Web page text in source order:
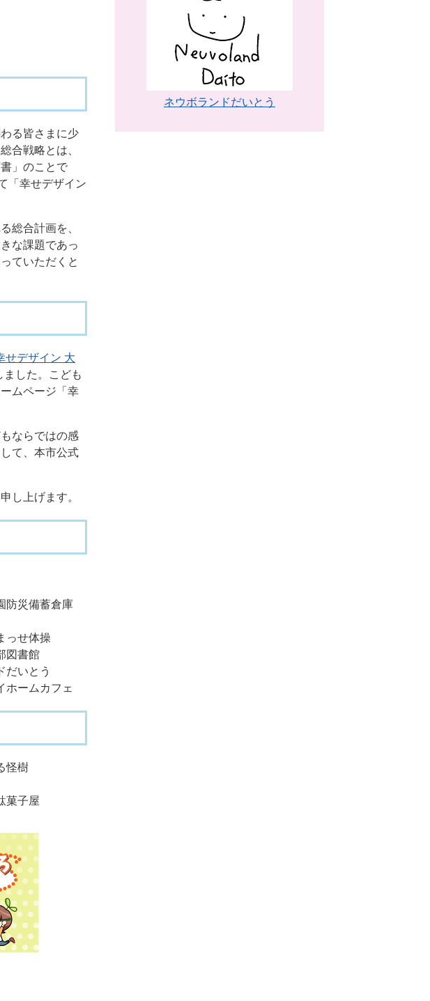
る皆さまに少
合戦略とは、
」のことで
「幸せデザイン
総合計画を、
な課題であっ
ていただくと
せデザイン 大
した。こども
ムページ「幸
ならではの感
て、本市公式
し上げます。
防災備蓄倉庫
っせ体操
図書館
だいとう
ホームカフェ
壊する怪樹
菓子屋
ネウボランドだいとう